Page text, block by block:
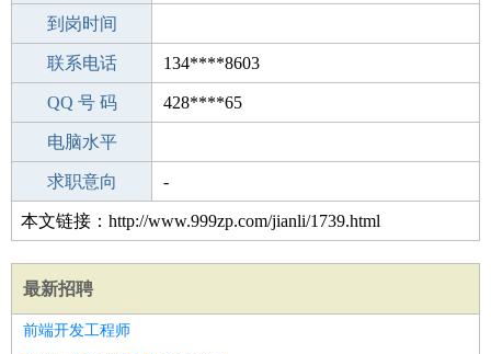
驾 照
到岗时间
期望月薪
联系电话 134****8603
手机号码 134****8603
QQ 号 码 428****65
微信号码
电脑水平
外语水平
求职意向 -
本文链接：http://www.999zp.com/jianli/1739.html
最新招聘
前端开发工程师